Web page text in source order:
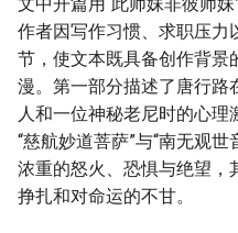
作者因写作习惯、求职压力
节，使文本既具备创作背景
漫。第一部分描述了唐行路
人和一位神秘老尼时的心
“慈航妙道菩萨”与“南无观
浓重的怒火、恐惧与绝望，
挣扎和对命运的不甘。